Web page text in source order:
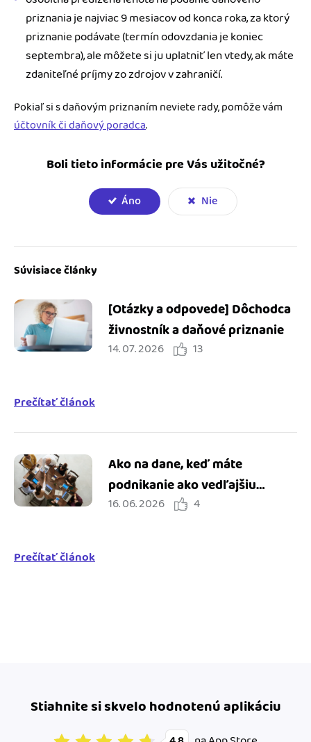
priznania je najviac 9 mesiacov od konca roka, za ktorý
priznanie podávate (termín odovzdania je koniec
septembra), ale môžete si ju uplatniť len vtedy, ak máte
zdaniteľné príjmy zo zdrojov v zahraničí.
Pokiaľ si s daňovým priznaním neviete rady, pomôže vám
účtovník či daňový poradca.
Boli tieto informácie pre Vás užitočné?
Áno Nie
Súvisiace články
[Otázky a odpovede] Dôchodca
živnostník a daňové priznanie
14. 07. 2026 13
Prečítať článok
Ako na dane, keď máte
podnikanie ako vedľajšiu
činnosť
16. 06. 2026 4
Prečítať článok
Stiahnite si skvelo hodnotenú aplikáciu